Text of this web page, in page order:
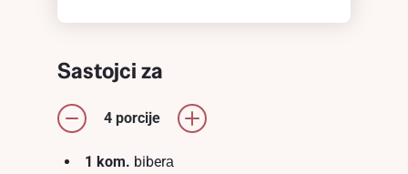
Sastojci za
4 porcije
1 kom. biberа